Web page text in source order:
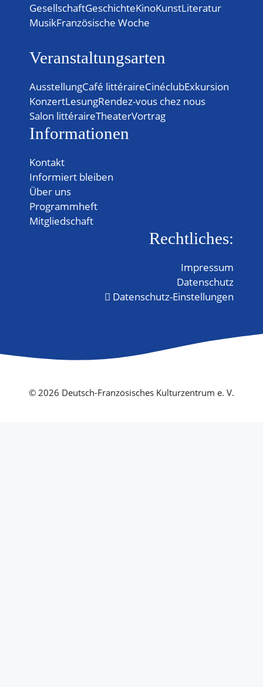
GesellschaftGeschichteKinoKunstLiteratur
MusikFranzösische Woche
Veranstaltungsarten
AusstellungCafé littéraireCinéclubExkursion
KonzertLesungRendez-vous chez nous
Salon littéraireTheaterVortrag
Informationen
Kontakt
Informiert bleiben
Über uns
Programmheft
Mitgliedschaft
Rechtliches:
Impressum
Datenschutz
Datenschutz-Einstellungen
© 2026 Deutsch-Französisches Kulturzentrum e. V.